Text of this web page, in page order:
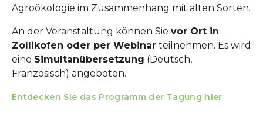
Agroökologie im Zusammenhang mit alten Sorten.
An der Veranstaltung können Sie vor Ort in
Zollikofen oder per Webinar teilnehmen. Es wird
eine Simultanübersetzung (Deutsch,
Französisch) angeboten.
Entdecken Sie das Programm der Tagung hier